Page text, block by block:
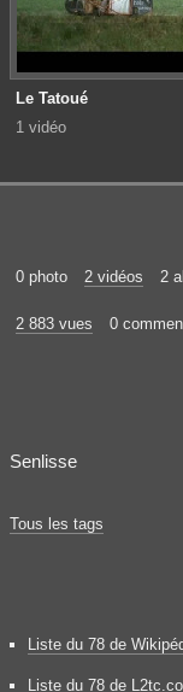
Le Tatoué
1 vidéo
0 photo 2 vidéos 2
2 883 vues 0
Senlisse
Tous les tags
Liste du 78 de
Liste du 78 de